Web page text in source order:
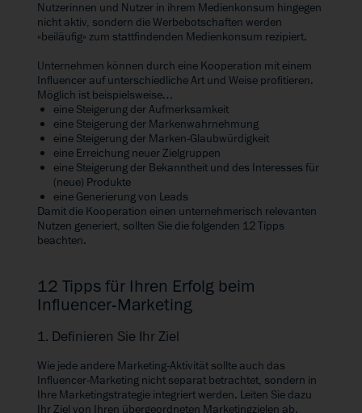
Nutzerinnen und Nutzer in ihrem Medienkonsum hingegen
nicht aktiv, sondern die Werbebotschaften werden
«beiläufig» zum stattfindenden Medienkonsum rezipiert.
Unternehmen können durch eine Kooperation mit einem
Influencer auf unterschiedliche Art und Weise profitieren.
Möglich ist beispielsweise…
eine Steigerung der Aufmerksamkeit
eine Steigerung der Markenwahrnehmung
eine Steigerung der Marken-Glaubwürdigkeit
eine Erreichung neuer Zielgruppen
eine Steigerung der Bekanntheit und des Interesses für
(neue) Produkte
eine Generierung von Leads
Damit die Kooperation einen unternehmerisch relevanten
Nutzen generiert, sollten Sie die folgenden 12 Tipps
beachten.
12 Tipps für Ihren Erfolg beim
Influencer-Marketing
1. Definieren Sie Ihr Ziel
Wie jede andere Marketing-Aktivität sollte auch das
Influencer-Marketing nicht separat betrachtet, sondern in
Ihre Marketingstrategie integriert werden. Leiten Sie dazu
Ihr Ziel von Ihren übergeordneten Marketingzielen ab.